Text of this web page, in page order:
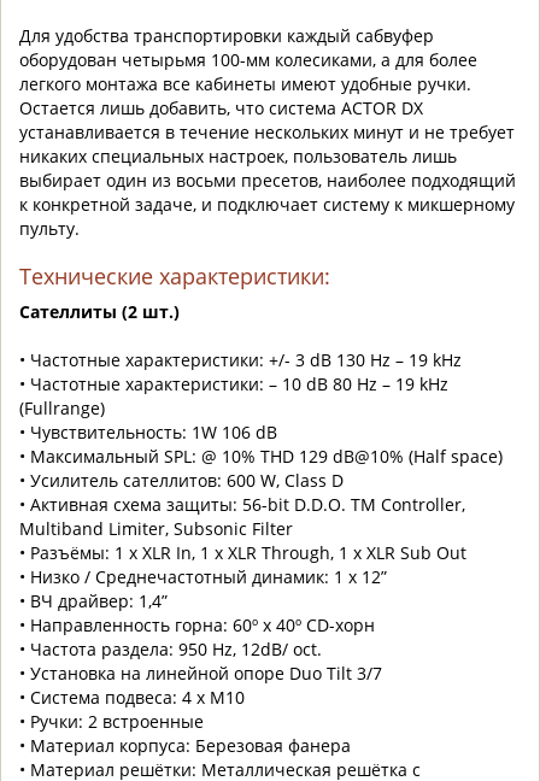
Для удобства транспортировки каждый сабвуфер
оборудован четырьмя 100-мм колесиками, а для более
легкого монтажа все кабинеты имеют удобные ручки.
Остается лишь добавить, что система ACTOR DX
устанавливается в течение нескольких минут и не требует
никаких специальных настроек, пользователь лишь
выбирает один из восьми пресетов, наиболее подходящий
к конкретной задаче, и подключает систему к микшерному
пульту.
Технические характеристики:
Сателлиты (2 шт.)
• Частотные характеристики: +/- 3 dB 130 Hz – 19 kHz
• Частотные характеристики: – 10 dB 80 Hz – 19 kHz
(Fullrange)
• Чувствительность: 1W 106 dB
• Максимальный SPL: @ 10% THD 129 dB@10% (Half space)
• Усилитель сателлитов: 600 W, Class D
• Активная схема защиты: 56-bit D.D.O. TM Controller,
Multiband Limiter, Subsonic Filter
• Разъёмы: 1 x XLR In, 1 x XLR Through, 1 x XLR Sub Out
• Низко / Среднечастотный динамик: 1 x 12”
• ВЧ драйвер: 1,4”
• Направленность горна: 60º x 40º CD-хорн
• Частота раздела: 950 Hz, 12dB/ oct.
• Установка на линейной опоре Duo Tilt 3/7
• Система подвеса: 4 х М10
• Ручки: 2 встроенные
• Материал корпуса: Березовая фанера
• Материал решётки: Металлическая решётка с